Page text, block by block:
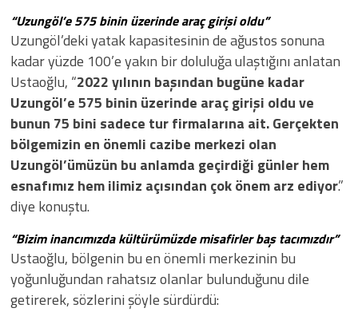
“Uzungöl’e 575 binin üzerinde araç girişi oldu”
Uzungöl’deki yatak kapasitesinin de ağustos sonuna
kadar yüzde 100’e yakın bir doluluğa ulaştığını anlatan
Ustaoğlu, “2022 yılının başından bugüne kadar
Uzungöl’e 575 binin üzerinde araç girişi oldu ve
bunun 75 bini sadece tur firmalarına ait. Gerçekten
bölgemizin en önemli cazibe merkezi olan
Uzungöl’ümüzün bu anlamda geçirdiği günler hem
esnafımız hem ilimiz açısından çok önem arz ediyor.”
diye konuştu.
“Bizim inancımızda kültürümüzde misafirler baş tacımızdır”
Ustaoğlu, bölgenin bu en önemli merkezinin bu
yoğunluğundan rahatsız olanlar bulunduğunu dile
getirerek, sözlerini şöyle sürdürdü: